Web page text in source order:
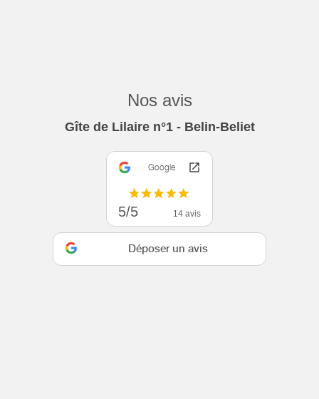
Nos avis
Gîte de Lilaire n°1 - Belin-Beliet
Google
5/5 14 avis
Déposer un avis